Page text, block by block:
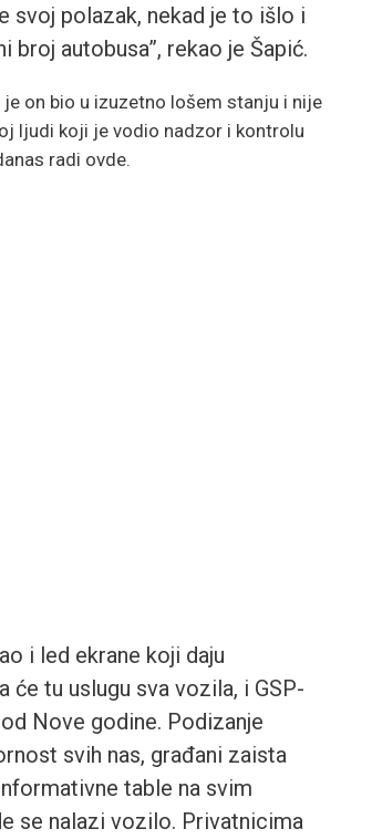
svoj polazak, nekad je to išlo i
autobusa”, rekao je Šapić.
on bio u izuzetno lošem stanju i nije
ljudi koji je vodio nadzor i kontrolu
radi ovde.
i led ekrane koji daju
će tu uslugu sva vozila, i GSP-
Nove godine. Podizanje
svih nas, građani zaista
table na svim
se nalazi vozilo. Privatnicima